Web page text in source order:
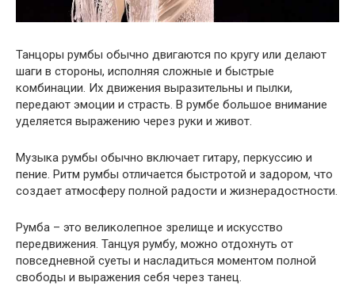
Танцоры румбы обычно двигаются по кругу или делают
шаги в стороны, исполняя сложные и быстрые
комбинации. Их движения выразительны и пылки,
передают эмоции и страсть. В румбе большое внимание
уделяется выражению через руки и живот.
Музыка румбы обычно включает гитару, перкуссию и
пение. Ритм румбы отличается быстротой и задором, что
создает атмосферу полной радости и жизнерадостности.
Румба – это великолепное зрелище и искусство
передвижения. Танцуя румбу, можно отдохнуть от
повседневной суеты и насладиться моментом полной
свободы и выражения себя через танец.